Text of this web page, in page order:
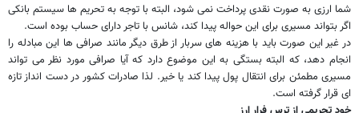
شما ارزی به صورت نقدی پرداخت نمی شود، البته با توجه به تحریم ها سیستم بانکی
اگر بتواند مسیری برای این حواله پیدا کند، شانس با تاجر دارای حساب بوده است.
در غیر این صورت باید با هزینه های سربار از طرق دیگر مانند صرافی ها این مبادله را
انجام دهد، که البته بستگی به این موضوع دارد که آیا صرافی مورد نظر می تواند
مسیری مطمئن برای انتقال پول پیدا کند یا خیر. لذا صادرات کشور در دست انداز تازه
ای قرار گرفته است.